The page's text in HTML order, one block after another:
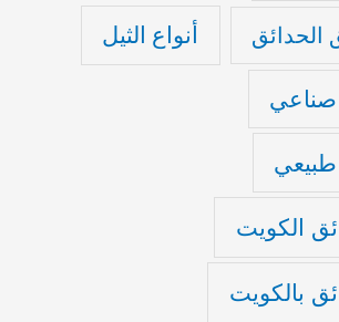
الحدائق أنواع الثيل
صناعي
الكويت
بالكويت